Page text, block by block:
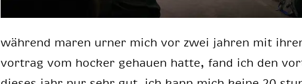
wäh­rend ma­ren ur­ner mich vor zwei jah­ren mit
vor­trag vom ho­cker ge­hau­en hat­te, fand ich den